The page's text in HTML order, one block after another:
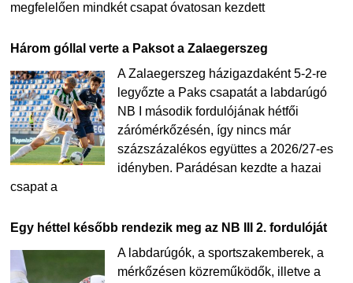
megfelelően mindkét csapat óvatosan kezdett
Három góllal verte a Paksot a Zalaegerszeg
A Zalaegerszeg házigazdaként 5-2-re
legyőzte a Paks csapatát a labdarúgó
NB I második fordulójának hétfői
zárómérkőzésén, így nincs már
százszázalékos együttes a 2026/27-es
idényben. Parádésan kezdte a hazai
csapat a
Egy héttel később rendezik meg az NB III 2. fordulóját
A labdarúgók, a sportszakemberek, a
mérkőzésen közreműködők, illetve a